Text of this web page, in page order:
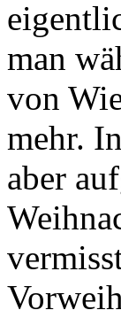
man
von
mehr.
aber